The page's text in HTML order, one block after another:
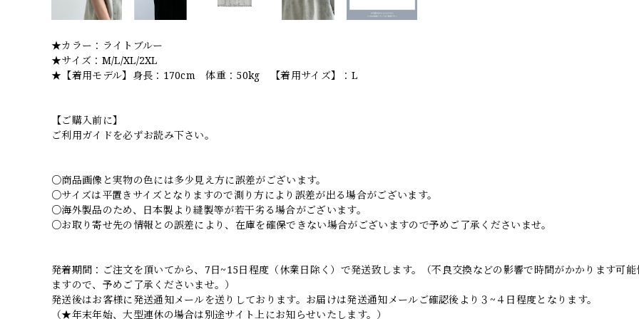
★カラー：ライトブルー
★サイズ：M/L/XL/2XL
★【着用モデル】身長：170cm 体重：50kg 【着用サイズ】：L
【ご購入前に】
ご利用ガイドを必ずお読み下さい。
○商品画像と実物の色には多少見え方に誤差がございます。
○サイズは平置きサイズとなりますので測り方により誤差が出る場合がございます。
○海外製品のため、日本製より縫製等が若干劣る場合がございます。
○お取り寄せ先の情報との誤差により、在庫を確保できない場合がございますので予めご了承くださいませ。
発着期間：ご注文を頂いてから、7日~15日程度（休業日除く）で発送致します。（不良交換などの影響で時間がかかります可能
ますので、予めご了承くださいませ。）
発送後はお客様に発送通知メールを送りしております。お届けは発送通知メールご確認後より３~４日程度となります。
（★年末年始、大型連休の場合は別途サイト上にお知らせいたします。）